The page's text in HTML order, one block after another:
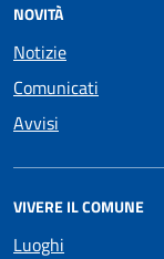
NOVITÀ
Notizie
Comunicati
Avvisi
VIVERE IL COMUNE
Luoghi